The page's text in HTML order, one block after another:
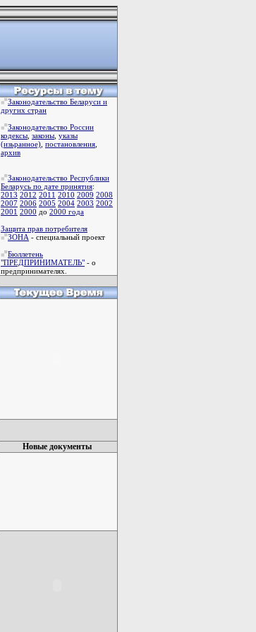
Законодательство Беларуси и
других стран
Законодательство России
кодексы законы указы
(изьранное) постановления
архив
Законодательство Республики
Беларусь по дате принятия:
2013 2012 2011 2010 2009 2008
2007 2006 2005 2004 2003 2002
2001 2000 до 2000 года
Защита прав потребителя
ЗОНА - специальный проект
Бюллетень
"ПРЕДПРИНИМАТЕЛЬ" - о
предпринимателях.
Новые документы